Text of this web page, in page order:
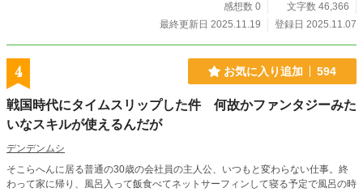
感想数 0
文字数 46,366
最終更新日 2025.11.19
登録日 2025.11.07
4 お気に入り追加 594
戦国時代にタイムスリップした件 何故かファンタジーみた
いなスキルが使えるんだが
デンデンムシ
そこらへんに居る普通の30歳の会社員の主人公、いつもと変わらない仕事。終
わって家に帰り、風呂入って飯食べてネットサーフィンして寝る予定で風呂の時